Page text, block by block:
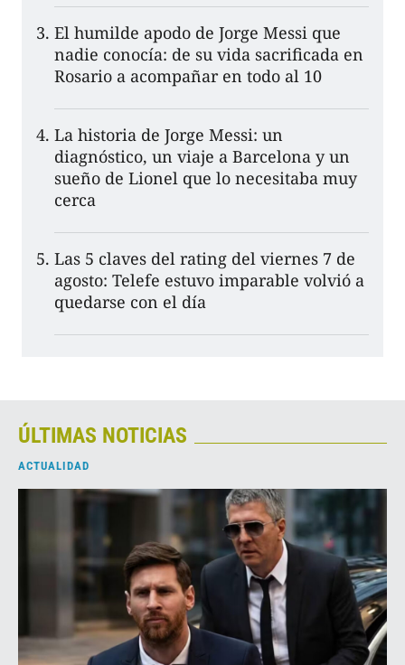
El humilde apodo de Jorge Messi que
nadie conocía: de su vida sacrificada en
Rosario a acompañar en todo al 10
La historia de Jorge Messi: un
diagnóstico, un viaje a Barcelona y un
sueño de Lionel que lo necesitaba muy
cerca
Las 5 claves del rating del viernes 7 de
agosto: Telefe estuvo imparable volvió a
quedarse con el día
ÚLTIMAS NOTICIAS
ACTUALIDAD